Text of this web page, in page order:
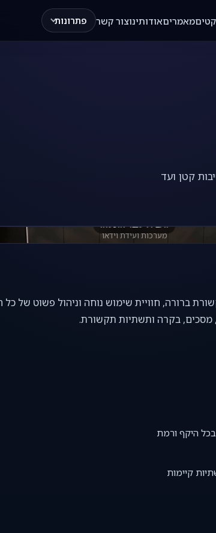
מאמריםאודותינוצור קשר פתרונות
קטן ועד
מערכות ועידת וידאו
מערכות ועידת וידאו
ברורה, חוויית שימוש נוחה וניהול פשוט של כל
מסכים, בקרה ותשתיות תקשורת.
היקף ורמת
קיימות